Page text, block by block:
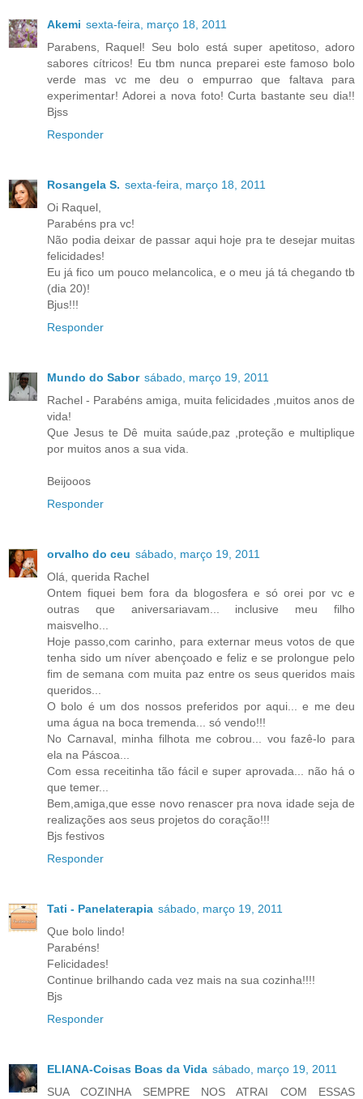
Akemi sexta-feira, março 18, 2011
Parabens, Raquel! Seu bolo está super apetitoso, adoro
sabores cítricos! Eu tbm nunca preparei este famoso bolo
verde mas vc me deu o empurrao que faltava para
experimentar! Adorei a nova foto! Curta bastante seu dia!!
Bjss
Responder
Rosangela S. sexta-feira, março 18, 2011
Oi Raquel,
Parabéns pra vc!
Não podia deixar de passar aqui hoje pra te desejar muitas
felicidades!
Eu já fico um pouco melancolica, e o meu já tá chegando tb
(dia 20)!
Bjus!!!
Responder
Mundo do Sabor sábado, março 19, 2011
Rachel - Parabéns amiga, muita felicidades ,muitos anos de
vida!
Que Jesus te Dê muita saúde,paz ,proteção e multiplique
por muitos anos a sua vida.
Beijooos
Responder
orvalho do ceu sábado, março 19, 2011
Olá, querida Rachel
Ontem fiquei bem fora da blogosfera e só orei por vc e
outras que aniversariavam... inclusive meu filho
maisvelho...
Hoje passo,com carinho, para externar meus votos de que
tenha sido um níver abençoado e feliz e se prolongue pelo
fim de semana com muita paz entre os seus queridos mais
queridos...
O bolo é um dos nossos preferidos por aqui... e me deu
uma água na boca tremenda... só vendo!!!
No Carnaval, minha filhota me cobrou... vou fazê-lo para
ela na Páscoa...
Com essa receitinha tão fácil e super aprovada... não há o
que temer...
Bem,amiga,que esse novo renascer pra nova idade seja de
realizações aos seus projetos do coração!!!
Bjs festivos
Responder
Tati - Panelaterapia sábado, março 19, 2011
Que bolo lindo!
Parabéns!
Felicidades!
Continue brilhando cada vez mais na sua cozinha!!!!
Bjs
Responder
ELIANA-Coisas Boas da Vida sábado, março 19, 2011
SUA COZINHA SEMPRE NOS ATRAI COM ESSAS